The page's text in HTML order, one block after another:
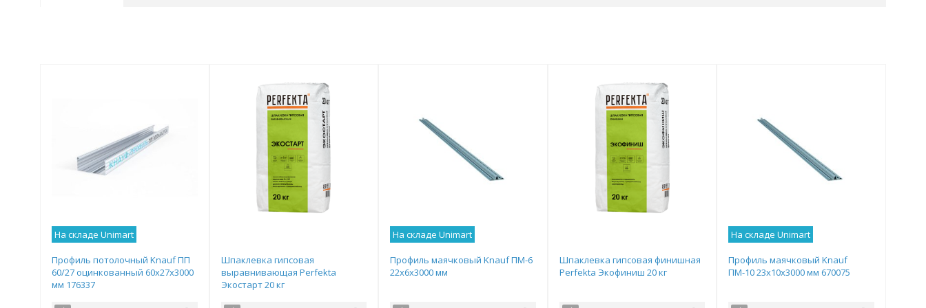
На складе Unimart
Профиль потолочный Knauf ПП
60/27 оцинкованный 60х27х3000
мм 176337
Шпаклевка гипсовая
выравнивающая Perfekta
Экостарт 20 кг
На складе Unimart
Профиль маячковый Knauf ПМ-6
22х6х3000 мм
Шпаклевка гипсовая финишная
Perfekta Экофиниш 20 кг
На складе Unimart
Профиль маячковый Knauf
ПМ-10 23х10х3000 мм 670075